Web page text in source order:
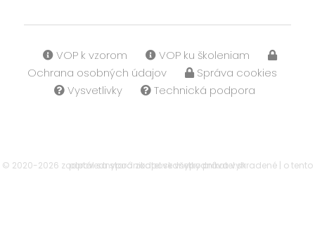
VOP k vzorom
VOP ku školeniam
Ochrana osobných údajov
Správa cookies
Vysvetlivky
Technická podpora
© 2020-2026 zodpovednypodnikatel.sk všetky práva vyhradené | o tento portál sa starázodpovednypodnikatel.sk